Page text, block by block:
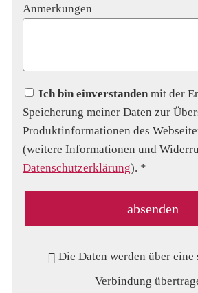
Anmerkungen
Ich bin einverstanden mit der
Speicherung meiner Daten zur
Produktinformationen des
(weitere Informationen und
Datenschutzerklärung). *
absenden
Die Daten werden über eine
Verbindung